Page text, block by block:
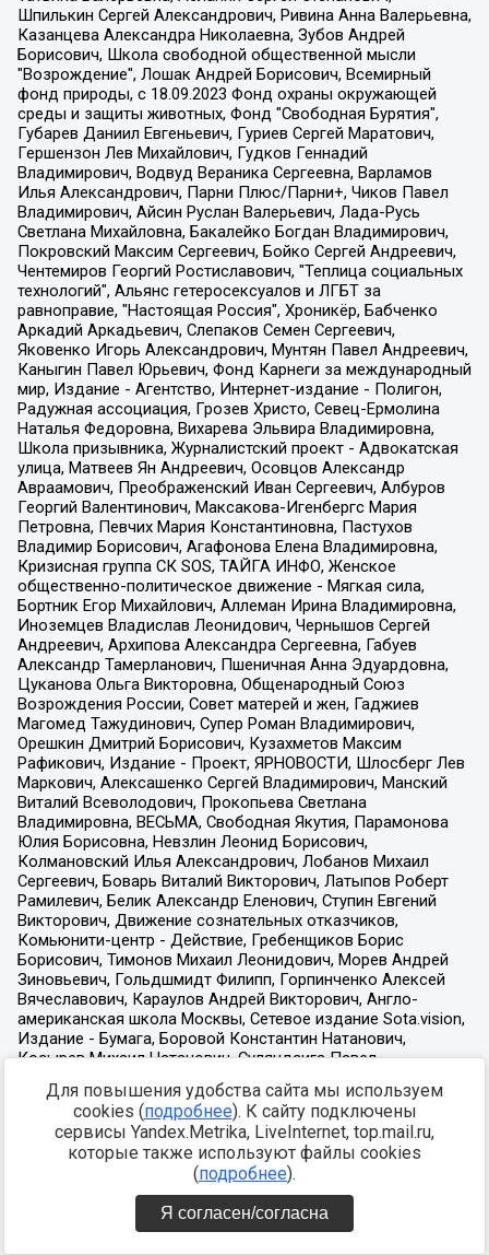
Для повышения удобства сайта мы используем
cookies (подробнее). К сайту подключены
сервисы Yandex.Metrika, LiveInternet, top.mail.ru,
которые также используют файлы cookies
(подробнее).
Я согласен/согласна